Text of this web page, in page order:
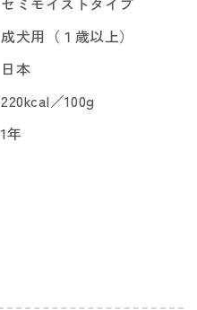
成犬用（１歳以上）
日本
220kcal／100g
1年